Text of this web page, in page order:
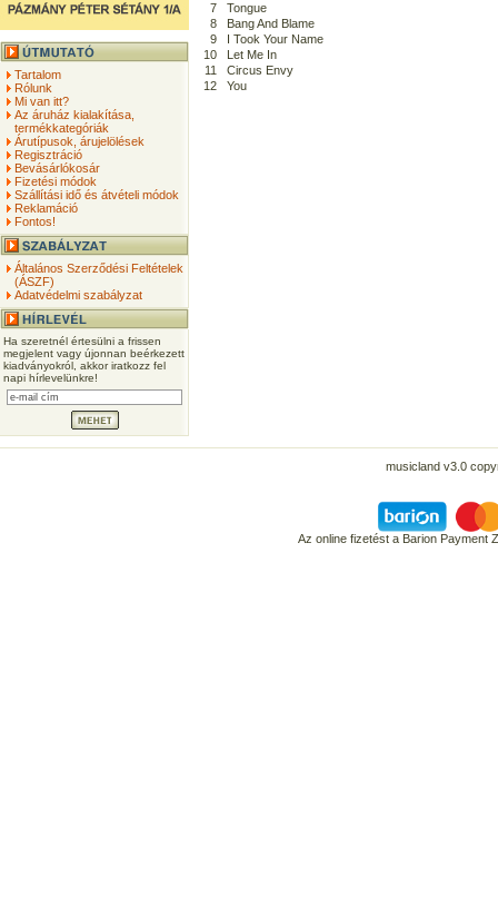
Tartalom
Rólunk
Mi van itt?
Az áruház kialakítása,
termékkategóriák
Árutípusok, árujelölések
Regisztráció
Bevásárlókosár
Fizetési módok
Szállítási idő és átvételi módok
Reklamáció
Fontos!
Általános Szerződési Feltételek
(ÁSZF)
Adatvédelmi szabályzat
Ha szeretnél értesülni a frissen
megjelent vagy újonnan beérkezett
kiadványokról, akkor iratkozz fel
napi hírlevelünkre!
7
Tongue
8
Bang And Blame
9
I Took Your Name
10
Let Me In
11
Circus Envy
12
You
musicland v3.0
Az online fizetést a Barion Payment